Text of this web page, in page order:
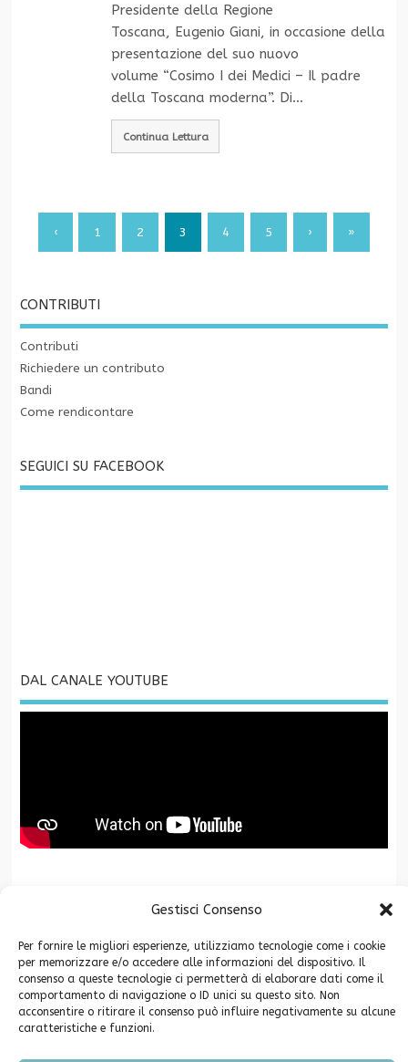
Gestisci Consenso
Per fornire le migliori esperienze, utilizziamo tecnologie come i cookie
per memorizzare e/o accedere alle informazioni del dispositivo. Il
consenso a queste tecnologie ci permetterà di elaborare dati come il
comportamento di navigazione o ID unici su questo sito. Non
acconsentire o ritirare il consenso può influire negativamente su alcune
caratteristiche e funzioni.
Presidente della Regione
Toscana, Eugenio Giani, in occasione della
presentazione del suo nuovo
volume “Cosimo I dei Medici – Il padre
della Toscana moderna”. Di…
Continua Lettura
‹ 1 2 3 4 5 › »
CONTRIBUTI
Contributi
Richiedere un contributo
Bandi
Come rendicontare
SEGUICI SU FACEBOOK
DAL CANALE YOUTUBE